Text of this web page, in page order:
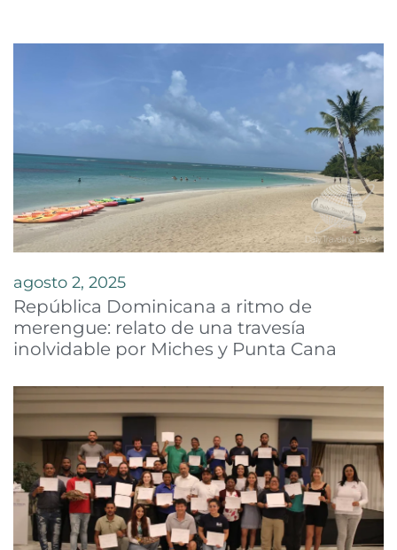
agosto 2, 2025
República Dominicana a ritmo de
merengue: relato de una travesía
inolvidable por Miches y Punta Cana